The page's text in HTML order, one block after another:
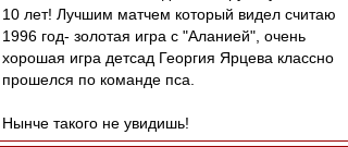
10 лет! Лучшим матчем который видел считаю
1996 год- золотая игра с "Аланией", очень
хорошая игра детсад Георгия Ярцева классно
прошелся по команде пса.
Нынче такого не увидишь!